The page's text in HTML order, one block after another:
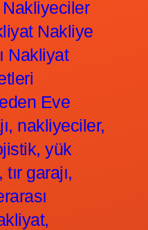
Nakliyeciler
Nakliye
Nakliyat
Eve
nakliyeciler,
yük
garajı,